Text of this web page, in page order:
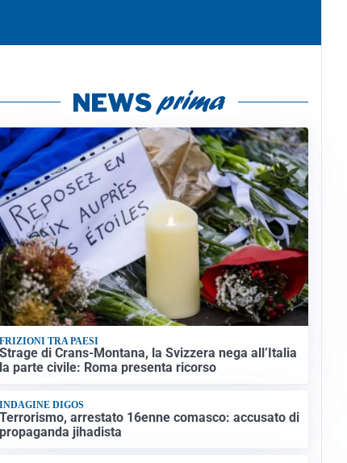
FRIZIONI TRA PAESI
Strage di Crans-Montana, la Svizzera nega all’Italia
la parte civile: Roma presenta ricorso
INDAGINE DIGOS
Terrorismo, arrestato 16enne comasco: accusato di
propaganda jihadista